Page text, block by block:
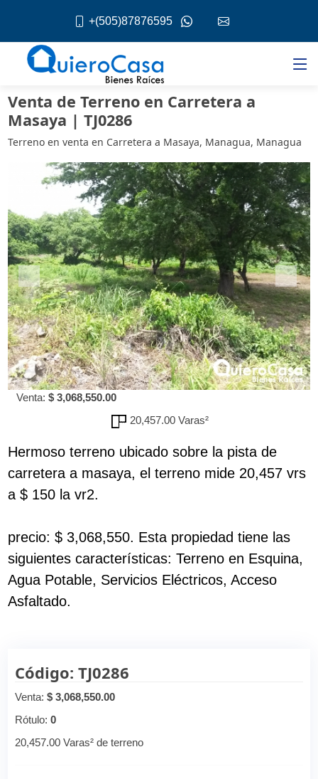
+(505)87876595
Venta de Terreno en Carretera a
Masaya | TJ0286
Terreno en venta en Carretera a Masaya, Managua, Managua
Venta: $ 3,068,550.00
20,457.00 Varas²
Hermoso terreno ubicado sobre la pista de
carretera a masaya, el terreno mide 20,457 vrs
a $ 150 la vr2.
precio: $ 3,068,550. Esta propiedad tiene las
siguientes características: Terreno en Esquina,
Agua Potable, Servicios Eléctricos, Acceso
Asfaltado.
Código: TJ0286
Venta:$ 3,068,550.00
Rótulo:0
20,457.00 Varas² de terreno